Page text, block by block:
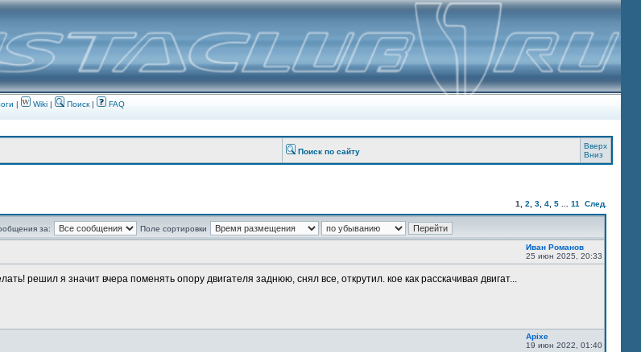
| Wiki | Поиск| FAQ
Поиск по сайту
Вверх
Вниз
1 2 3 4 5 11 След.
за: Поле сортировки
Иван Романов
25 июн 2025, 20:33
решил я значит вчера поменять опору двигателя заднюю, снял все, открутил. кое как расскачивая двигат...
Apixe
19 июн 2022, 01:40